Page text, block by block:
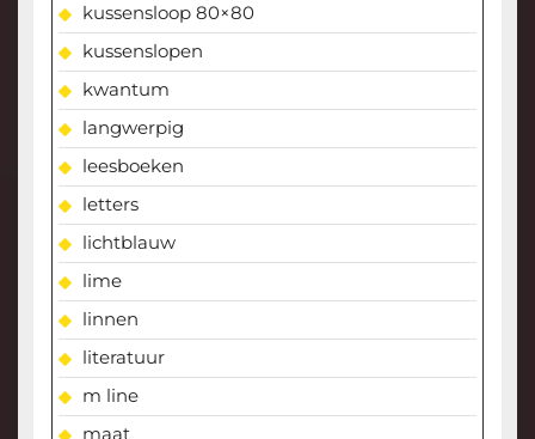
kussensloop 80×80
kussenslopen
kwantum
langwerpig
leesboeken
letters
lichtblauw
lime
linnen
literatuur
m line
maat